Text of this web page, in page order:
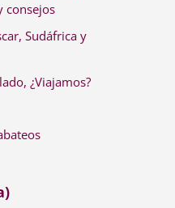
consejos
Sudáfrica y
¿Viajamos?